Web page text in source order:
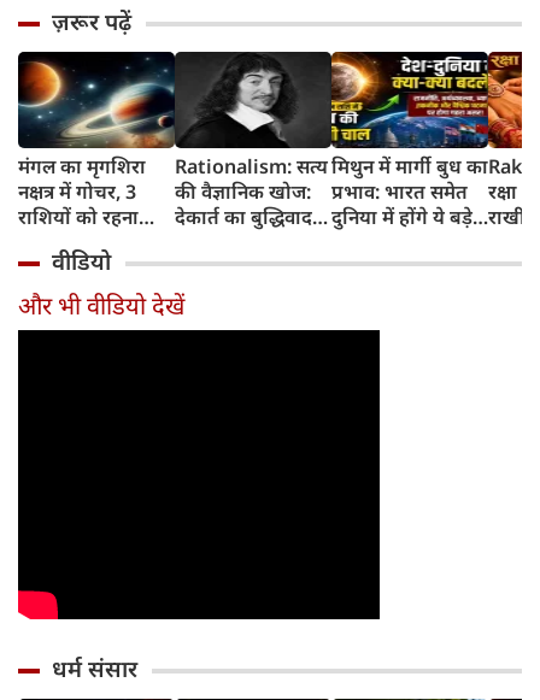
ज़रूर पढ़ें
मंगल का मृगशिरा
नक्षत्र में गोचर, 3
राशियों को रहना
सावधान
Rationalism: सत्य
की वैज्ञानिक खोज:
देकार्त का बुद्धिवाद
का जन्म
मिथुन में मार्गी बुध का
प्रभाव: भारत समेत
दुनिया में होंगे ये बड़े
रक्षा
राखी
वीडियो
और भी वीडियो देखें
धर्म संसार